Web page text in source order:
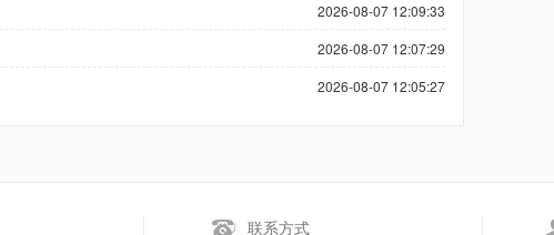
2026-08-07 12:09:33
2026-08-07 12:07:29
2026-08-07 12:05:27
联系方式